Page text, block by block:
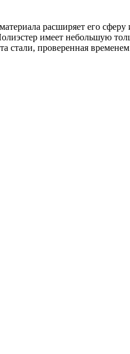
расширяет его
имеет небольшую
проверенная